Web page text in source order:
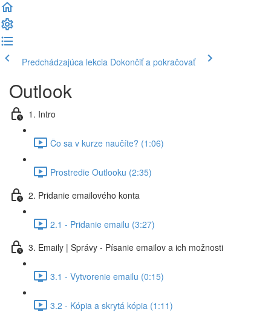
Predchádzajúca lekcia Dokončiť a pokračovať
Outlook
1. Intro
Čo sa v kurze naučíte? (1:06)
Prostredie Outlooku (2:35)
2. Pridanie emailového konta
2.1 - Pridanie emailu (3:27)
3. Emaily | Správy - Písanie emailov a ich možnosti
3.1 - Vytvorenie emailu (0:15)
3.2 - Kópia a skrytá kópia (1:11)